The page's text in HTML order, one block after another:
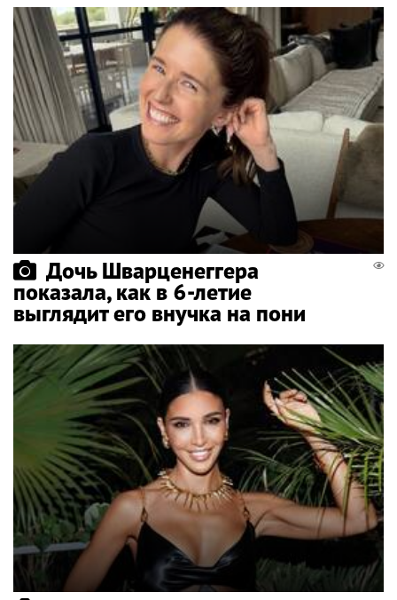
Дочь Шварценеггера
показала, как в 6-летие
выглядит его внучка на пони